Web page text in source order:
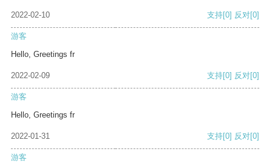
2022-02-10 支持[0] 反对[0]
游客
Hello, Greetings fr
2022-02-09 支持[0] 反对[0]
游客
Hello, Greetings fr
2022-01-31 支持[0] 反对[0]
游客